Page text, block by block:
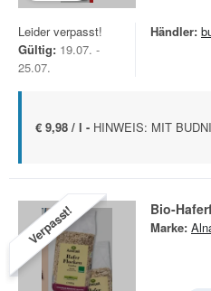
Leider verpasst!
Gültig: 19.07. -
25.07.
Händler:
€ 9,98 / l - HINWEIS: MIT
Verpasst! Bio-
Marke: